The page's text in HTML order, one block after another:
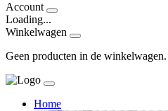
Account
Loading...
Winkelwagen
Geen producten in de winkelwagen.
Home